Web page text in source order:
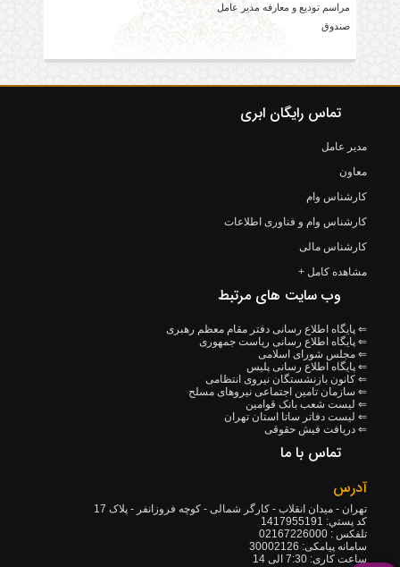
مراسم تودیع و معارفه مدیر عامل
صندوق
تماس رایگان ابری
مدیر عامل
معاون
کارشناس وام
کارشناس وام و فناوری اطلاعات
کارشناس مالی
مشاهده کامل +
وب سایت های مرتبط
⇐ پایگاه اطلاع رسانی دفتر مقام معظم رهبری
⇐ پایگاه اطلاع رسانی ریاست جمهوری
⇐ مجلس شورای اسلامی
⇐ پایگاه اطلاع رسانی پلیس
⇐ کانون بازنشستگان نیروی انتظامی
⇐ سازمان تامین اجتماعی نیروهای مسلح
⇐ لیست شعب بانک قوامین
⇐ لیست دفاتر ساتا استان تهران
⇐ دریافت فیش حقوقی
تماس با ما
آدرس
تهران - میدان انقلاب - کارگر شمالی - کوچه فروزانفر - پلاک 17
كد پستي: 1417955191
تلفکس : 02167226000
سامانه پیامکی: 30002126
ساعت کاری: 7:30 الی 14